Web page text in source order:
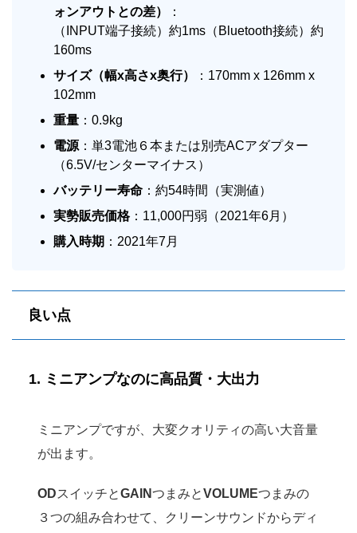
ォンアウトとの差）
：
（INPUT端子接続）約1ms（Bluetooth接続）約
160ms
サイズ（幅x高さx奥行）
：170mm x 126mm x
102mm
重量 ：0.9kg
電源 ：単3電池６本または別売ACアダプター
（6.5V/センターマイナス）
バッテリー寿命 ：約54時間（実測値）
実勢販売価格：11,000円弱（2021年6月）
購入時期 ：2021年7月
良い点
1. ミニアンプなのに高品質・大出力
ミニアンプですが、大変クオリティの高い大音量
が出ます。
ODスイッチとGAINつまみとVOLUMEつまみの
３つの組み合わせて、クリーンサウンドからディ